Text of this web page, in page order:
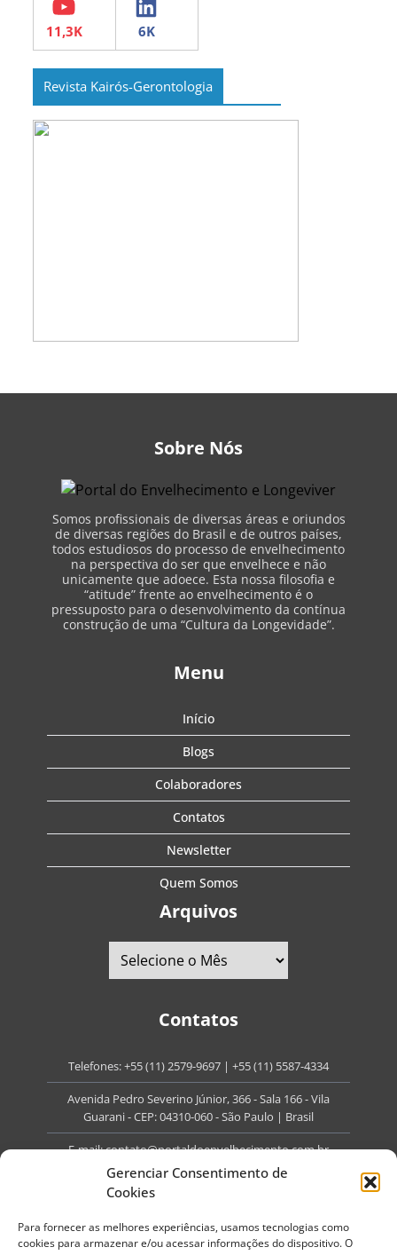
Gerenciar Consentimento de
Cookies
Para fornecer as melhores experiências, usamos tecnologias como
cookies para armazenar e/ou acessar informações do dispositivo. O
Revista Kairós-Gerontologia
Sobre Nós
Somos profissionais de diversas áreas e oriundos
de diversas regiões do Brasil e de outros países,
todos estudiosos do processo de envelhecimento
na perspectiva do ser que envelhece e não
unicamente que adoece. Esta nossa filosofia e
“atitude” frente ao envelhecimento é o
pressuposto para o desenvolvimento da contínua
construção de uma “Cultura da Longevidade”.
Menu
Início
Blogs
Colaboradores
Contatos
Newsletter
Quem Somos
Arquivos
Contatos
Telefones:+55 (11) 2579-9697 | +55 (11) 5587-4334
Avenida Pedro Severino Júnior, 366 - Sala 166 - Vila
Guarani - CEP: 04310-060 - São Paulo | Brasil
E-mail:contato@portaldoenvelhecimento.com.br
Website:portaldoenvelhecimento.com.br